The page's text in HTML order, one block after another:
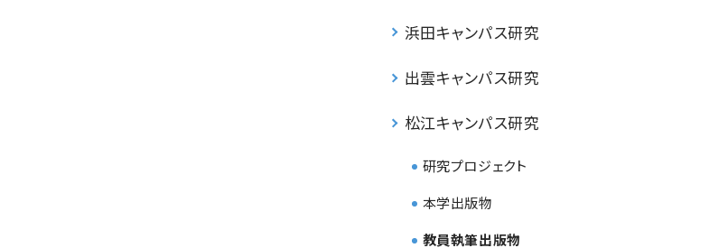
浜田キャンパス研究
出雲キャンパス研究
松江キャンパス研究
研究プロジェクト
本学出版物
教員執筆出版物